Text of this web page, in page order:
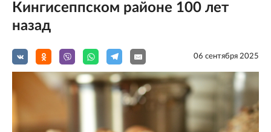
Кингисеппском районе 100 лет
назад
06 сентября 2025